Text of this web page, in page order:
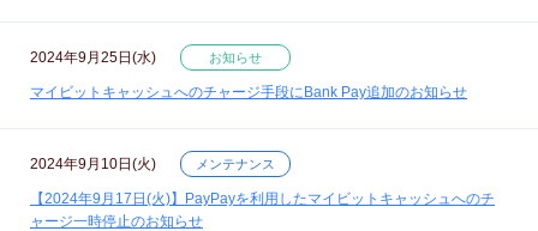
2024年9月25日(水) お知らせ
マイビットキャッシュへのチャージ手段にBank Pay追加のお知らせ
2024年9月10日(火) メンテナンス
【2024年9月17日(火)】PayPayを利用したマイビットキャッシュへのチ
ャージ一時停止のお知らせ